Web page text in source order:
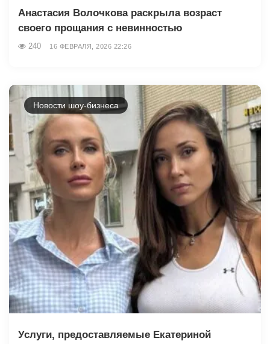
Анастасия Волочкова раскрыла возраст
своего прощания с невинностью
240 16 ФЕВРАЛЯ, 2026 22:26
Новости шоу-бизнеса
Услуги, предоставляемые Екатериной